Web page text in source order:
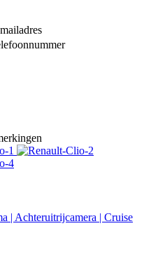
| Achteruitrijcamera | Cruise